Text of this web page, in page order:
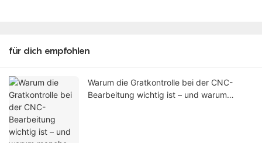
für dich empfohlen
Warum die Gratkontrolle bei der CNC-
Bearbeitung wichtig ist – und warum